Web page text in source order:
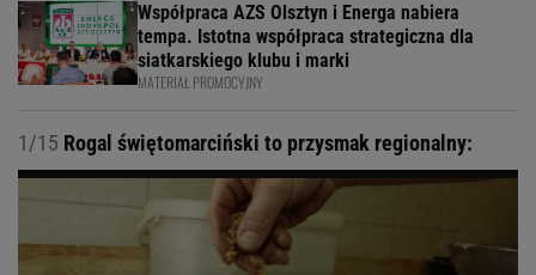
Współpraca AZS Olsztyn i Energa nabiera
tempa. Istotna współpraca strategiczna dla
siatkarskiego klubu i marki
MATERIAŁ PROMOCYJNY
1/15 Rogal świętomarciński to przysmak regionalny: